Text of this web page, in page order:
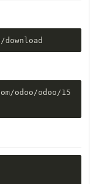
odoo/odoo/15